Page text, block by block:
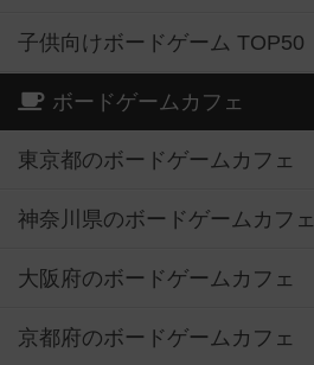
子供向けボードゲーム TOP50
ボードゲームカフェ
東京都のボードゲームカフェ
神奈川県のボードゲームカフェ
大阪府のボードゲームカフェ
京都府のボードゲームカフェ